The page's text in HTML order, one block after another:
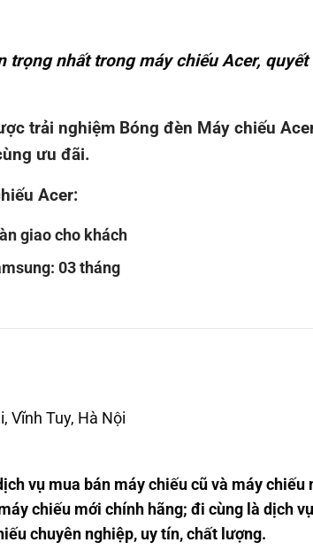
trọng nhất trong máy chiếu Acer,
trải nghiệm Bóng đèn Máy chiếu
ưu đãi.
Acer:
giao cho khách
03 tháng
Vĩnh Tuy, Hà Nội
vụ mua bán máy chiếu cũ và máy chiếu
chiếu mới chính hãng; đi cùng là dịch
chuyên nghiệp, uy tín, chất lượng.